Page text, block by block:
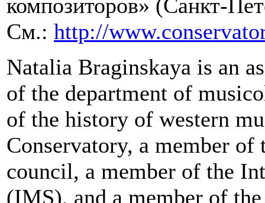
композиторов» (Санкт-
См.: http://
Natalia Braginskaya is an
of the department of
of the history of western
Conservatory, a member of
council, a member of the
(IMS), and a member of